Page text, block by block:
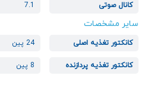
کانال صوتی 7.1
سایر مشخصات
کانکتور تغذیه اصلی 24 پین
کانکتور تغذیه پردازنده 8 پین